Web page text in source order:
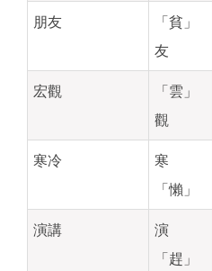
朋友
「貧」
友
宏觀
「雲」
觀
寒冷
寒
「懶」
演講
演
「趕」